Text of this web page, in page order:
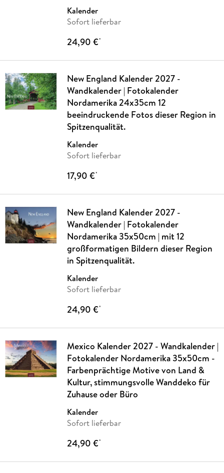
Kalender
Sofort lieferbar
24,90 €*
New England Kalender 2027 -
Wandkalender | Fotokalender
Nordamerika 24x35cm 12
beeindruckende Fotos dieser Region in
Spitzenqualität.
Kalender
Sofort lieferbar
17,90 €*
New England Kalender 2027 -
Wandkalender | Fotokalender
Nordamerika 35x50cm | mit 12
großformatigen Bildern dieser Region
in Spitzenqualität.
Kalender
Sofort lieferbar
24,90 €*
Mexico Kalender 2027 - Wandkalender |
Fotokalender Nordamerika 35x50cm -
Farbenprächtige Motive von Land &
Kultur, stimmungsvolle Wanddeko für
Zuhause oder Büro
Kalender
Sofort lieferbar
24,90 €*